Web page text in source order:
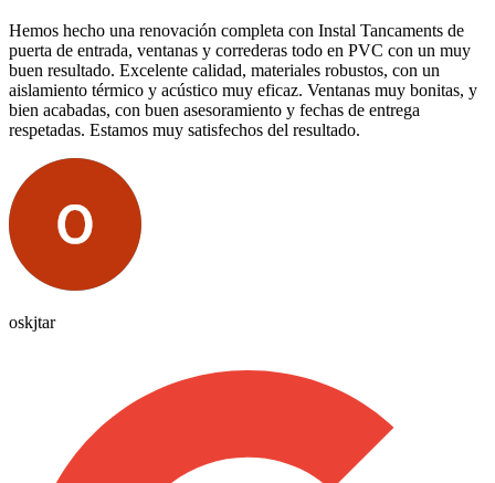
Hemos hecho una renovación completa con Instal Tancaments de
puerta de entrada, ventanas y correderas todo en PVC con un muy
buen resultado. Excelente calidad, materiales robustos, con un
aislamiento térmico y acústico muy eficaz. Ventanas muy bonitas, y
bien acabadas, con buen asesoramiento y fechas de entrega
respetadas. Estamos muy satisfechos del resultado.
oskjtar